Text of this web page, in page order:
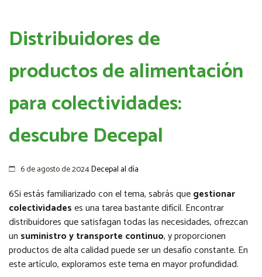
Distribuidores de
productos de alimentación
para colectividades:
descubre Decepal
6 de agosto de 2024Decepal al día
6Si estás familiarizado con el tema, sabrás quegestionar
colectividadeses una tarea bastante difícil. Encontrar
distribuidores que satisfagan todas las necesidades, ofrezcan
un suministro y transporte continuo, y proporcionen
productos de alta calidad puede ser un desafío constante. En
este artículo, exploramos este tema en mayor profundidad.